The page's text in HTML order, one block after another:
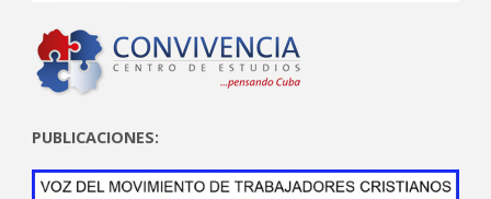
PUBLICACIONES: